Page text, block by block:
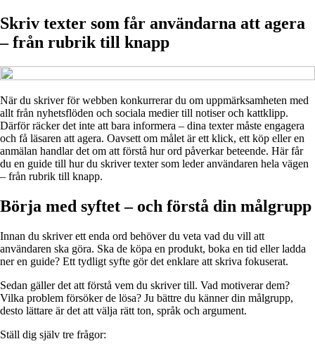
Skriv texter som får användarna att agera
– från rubrik till knapp
När du skriver för webben konkurrerar du om uppmärksamheten med
allt från nyhetsflöden och sociala medier till notiser och kattklipp.
Därför räcker det inte att bara informera – dina texter måste engagera
och få läsaren att agera. Oavsett om målet är ett klick, ett köp eller en
anmälan handlar det om att förstå hur ord påverkar beteende. Här får
du en guide till hur du skriver texter som leder användaren hela vägen
– från rubrik till knapp.
Börja med syftet – och förstå din målgrupp
Innan du skriver ett enda ord behöver du veta vad du vill att
användaren ska göra. Ska de köpa en produkt, boka en tid eller ladda
ner en guide? Ett tydligt syfte gör det enklare att skriva fokuserat.
Sedan gäller det att förstå vem du skriver till. Vad motiverar dem?
Vilka problem försöker de lösa? Ju bättre du känner din målgrupp,
desto lättare är det att välja rätt ton, språk och argument.
Ställ dig själv tre frågor: